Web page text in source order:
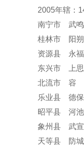
2005年辖：
南宁市 武
桂林市 阳
资源县 永
东兴市 上
北流市 容
乐业县 德
昭平县 河
象州县 武
天等县 防